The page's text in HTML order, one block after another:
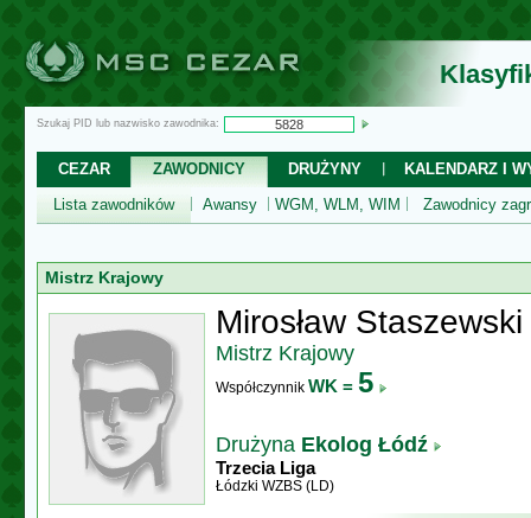
Szukaj PID lub nazwisko zawodnika:
CEZAR ZAWODNICY DRUŻYNY
KALENDARZ I
Lista zawodników
Awansy WGM, WLM, WIM Zawodnicy
Mistrz Krajowy
Mirosław Staszewski
Mistrz Krajowy
Współczynnik WK = 5
Drużyna Ekolog Łódź
Trzecia Liga
Łódzki WZBS (LD)